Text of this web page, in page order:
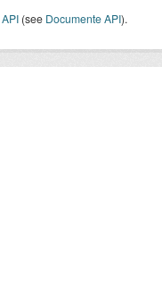
API (see Documente API).